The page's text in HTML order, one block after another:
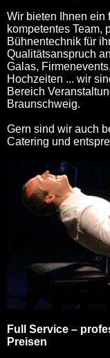
Wir bieten Ihnen ein
kompetentes Team,
Bühnentechnik für
Qualitätsanspruch
Galas,
Hochzeiten ... wir
Bereich
Braunschweig.
Gern sind wir auch
Catering und
Full Service –
Preisen